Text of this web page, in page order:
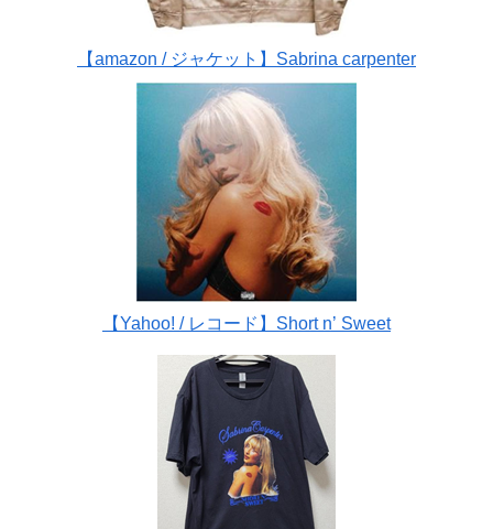
【amazon / ジャケット】Sabrina carpenter
【Yahoo! / レコード】Short n’ Sweet